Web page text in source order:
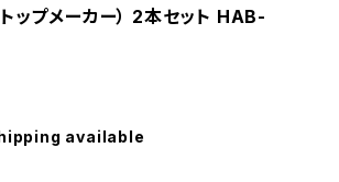
ップメーカー） 2本セット HAB-
available